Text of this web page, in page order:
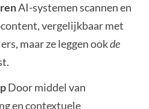
AI-systemen scannen en
vergelijkbaar met
maar ze leggen ookde
Door middel van
en contextuele